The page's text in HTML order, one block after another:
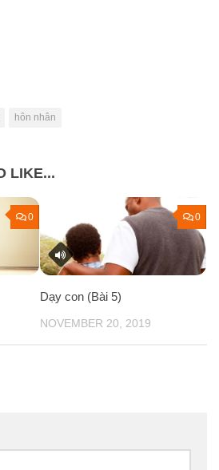
hôn nhân
LIKE...
0 0
Dạy con (Bài 5)
NOVEMBER 20, 2019